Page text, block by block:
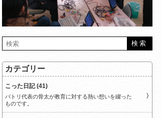
カテゴリー
こった日記 (41)
パトリ代表の骨太が教育に対する熱い想いを綴った
ものです。